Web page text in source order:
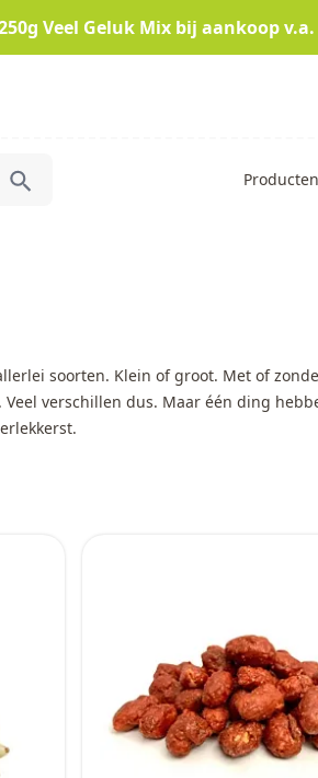
Veel Geluk Mix bij aankoop v.a.
Producten
soorten. Klein of groot. Met of
verschillen dus. Maar één ding